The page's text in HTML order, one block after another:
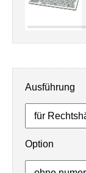
Ausführung
Option